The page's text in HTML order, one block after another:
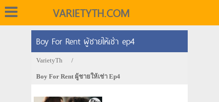
VARIETYTH.COM
Boy For Rent ผู้ชายให้เช่า ep4
VarietyTh /
Boy For Rent ผู้ชายให้เช่า Ep4